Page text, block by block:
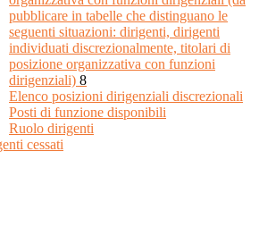
pubblicare in tabelle che distinguano le
seguenti situazioni: dirigenti, dirigenti
individuati discrezionalmente, titolari di
posizione organizzativa con funzioni
dirigenziali) 8
Elenco posizioni dirigenziali discrezionali
Posti di funzione disponibili
Ruolo dirigenti
cessati